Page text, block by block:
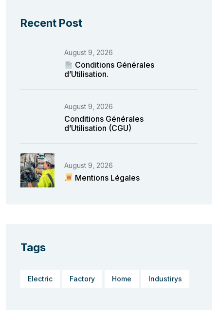
Recent Post
August 9, 2026
Conditions Générales
d’Utilisation.
August 9, 2026
Conditions Générales
d’Utilisation (CGU)
August 9, 2026
Mentions Légales
Tags
Electric Factory Home Industirys